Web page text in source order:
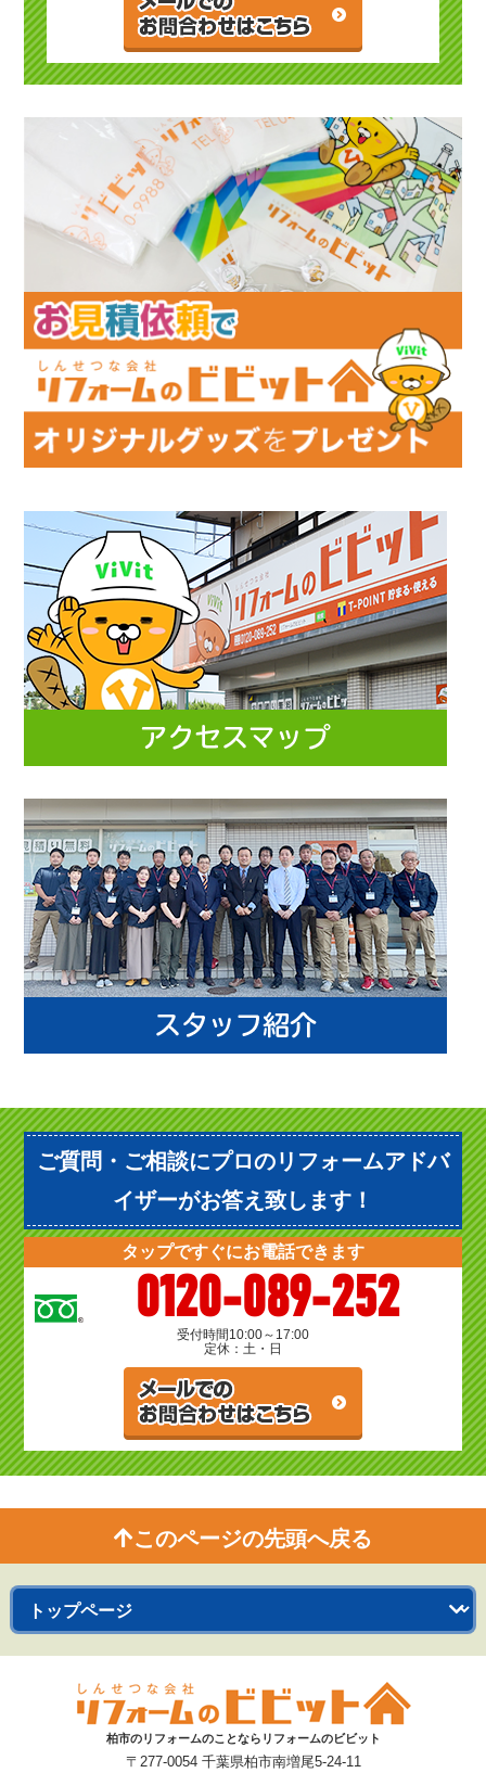
ご質問・ご相談にプロのリフォームアドバ
イザーがお答え致します！
タップですぐにお電話できます
0120-089-252
受付時間 10:00～17:00
定休：土・日
このページの先頭へ戻る
柏市のリフォームのことならリフォームのビビット
〒277-0054 千葉県柏市南増尾5-24-11